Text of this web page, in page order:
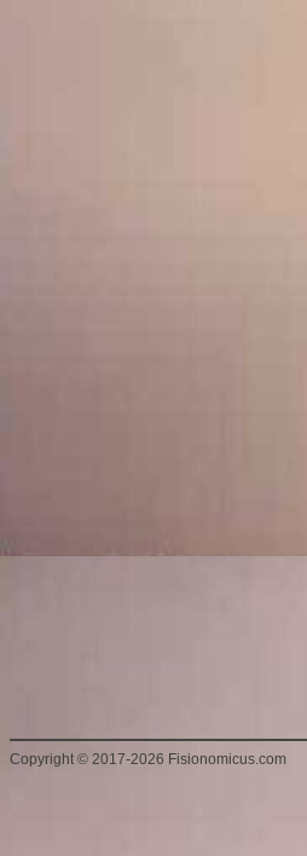
Copyright © 2017-2026 Fisionomicus.com